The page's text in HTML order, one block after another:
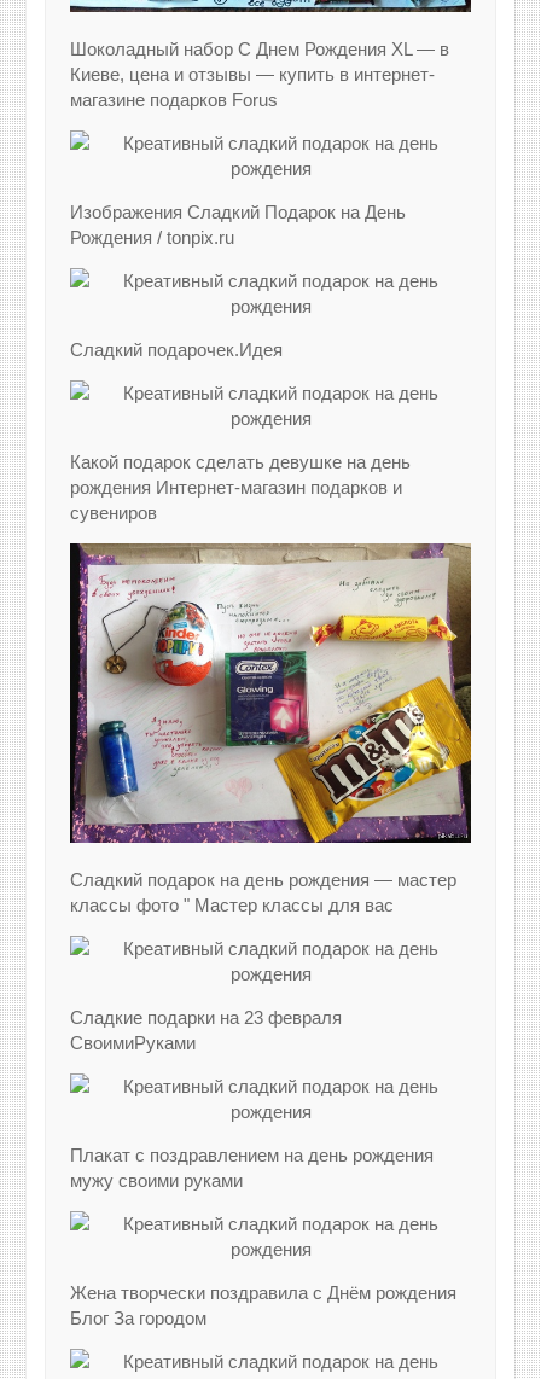
Шоколадный набор С Днем Рождения XL — в
Киеве, цена и отзывы — купить в интернет-
магазине подарков Forus
Изображения Сладкий Подарок на День
Рождения / tonpix.ru
Сладкий подарочек.Идея
Какой подарок сделать девушке на день
рождения Интернет-магазин подарков и
сувениров
Сладкий подарок на день рождения — мастер
классы фото " Мастер классы для вас
Сладкие подарки на 23 февраля
СвоимиРуками
Плакат с поздравлением на день рождения
мужу своими руками
Жена творчески поздравила с Днём рождения
Блог За городом